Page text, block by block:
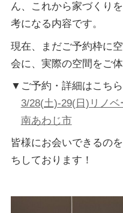
ん、これから家づくり
考になる内容です。
現在、まだご予約枠に
会に、実際の空間をご体
▼ご予約・詳細はこちら
3/28(土)-29(日)リノ
南あわじ市
皆様にお会いできるの
ちしております！